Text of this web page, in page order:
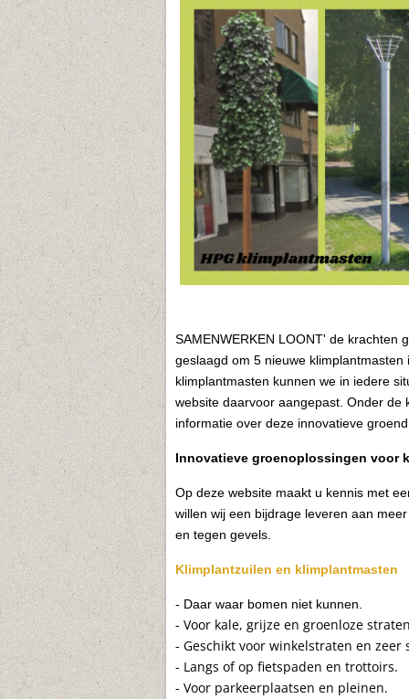
SAMENWERKEN LOONT' de krachten
geslaagd om 5 nieuwe
klimplantmasten kunnen we in iedere
website daarvoor aangepast. Onder de
informatie over deze innovatieve
Innovatieve groenoplossingen voor
Op deze website maakt u kennis met
willen wij een bijdrage leveren aan
en tegen gevels.
Klimplantzuilen en klimplantmasten
- Daar waar bomen niet kunnen.
- Voor kale, grijze en groenloze
- Geschikt voor winkelstraten en zeer
- Langs of op fietspaden en trottoirs.
- Voor parkeerplaatsen en pleinen.